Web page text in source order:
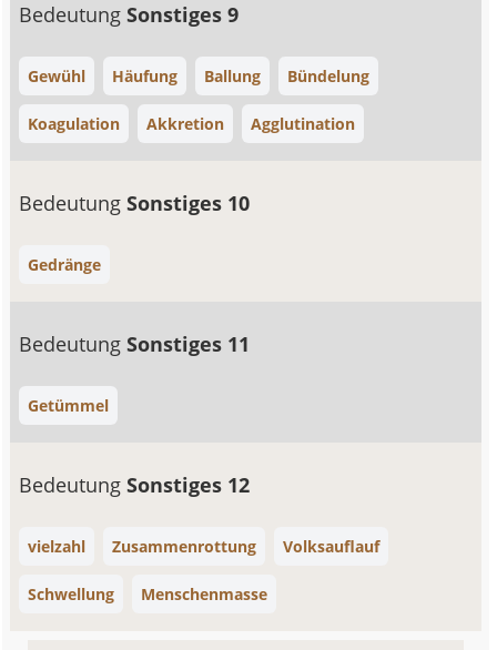
BedeutungSonstiges 9
Gewühl Häufung Ballung Bündelung
Koagulation Akkretion Agglutination
BedeutungSonstiges 10
Gedränge
BedeutungSonstiges 11
Getümmel
BedeutungSonstiges 12
vielzahl Zusammenrottung Volksauflauf
Schwellung Menschenmasse